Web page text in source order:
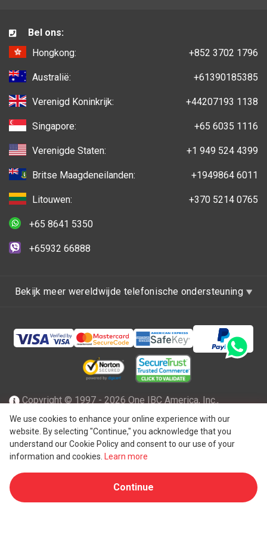
We use cookies to enhance your online experience with our
website. By selecting "Continue," you acknowledge that you
understand our Cookie Policy and consent to our use of your
information and cookies.
Learn more
Continue
Bel ons:
Hongkong:
+852 3702 1796
Australië: +61390185385
Verenigd Koninkrijk: +44207193 1138
Singapore: +65 6035 1116
Verenigde Staten: +1 949 524 4399
Britse Maagdeneilanden: +1949864 6011
Litouwen: +370 5214 0765
+65 8641 5350
+65932 66888
Bekijk meer wereldwijde telefonische ondersteuning
Copyright © 1997 - 2026 One IBC America, Inc.,
opgericht in Delaware, de Verenigde Staten van Amerika
met beperkte aansprakelijkheid en een lidfirma van One IBC
netwerk van onafhankelijke en afzonderlijke juridische
entiteit die is aangesloten bij One IBC®Group ("One IBC
Limited
"), een Zwitserse entiteit. Alle rechten